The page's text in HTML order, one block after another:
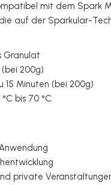
mit dem Spark
auf der Sparkular-
Granulat
(bei 200g)
15 Minuten (bei 200g)
bis 70 °C
private